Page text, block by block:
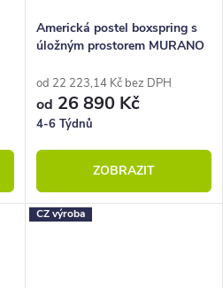
Americká postel boxspring s
úložným prostorem MURANO
od 22 223,14 Kč bez DPH
od 26 890 Kč
4-6 Týdnů
ZOBRAZIT
CZ výroba